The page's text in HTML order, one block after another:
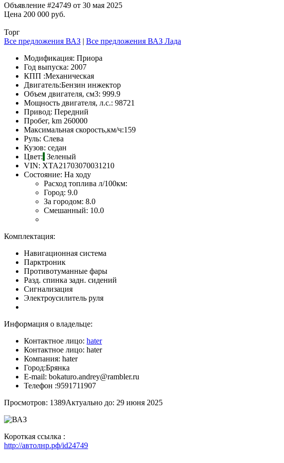
Объявление #24749 от 30 мая 2025
Цена 200 000 руб.
Торг
Все предложения ВАЗ | Все предложения ВАЗ Лада
Модификация: Приора
Год выпуска: 2007
КПП :Механическая
Двигатель:Бензин инжектор
Объем двигателя, см3: 999.9
Мощность двигателя, л.с.: 98721
Привод: Передний
Пробег, km 260000
Максимальная скорость,км/ч:159
Руль: Слева
Кузов: седан
Цвет: Зеленый
VIN: XTA21703070031210
Состояние: На ходу
Расход топлива л/100км:
Город: 9.0
За городом: 8.0
Смешанный: 10.0
Комплектация:
Навигационная система
Парктроник
Противотуманные фары
Разд. спинка задн. сидений
Сигнализация
Электроусилитель руля
Информация о владельце:
Контактное лицо: hater
Контактное лицо: hater
Компания: hater
Город:Брянка
E-mail: bokaturo.andrey@rambler.ru
Телефон :9591711907
Просмотров: 1389Актуально до: 29 июня 2025
Короткая ссылка :
http://автолнр.рф/id24749